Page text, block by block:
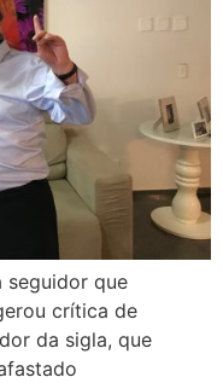
seguidor que
crítica de
da sigla, que